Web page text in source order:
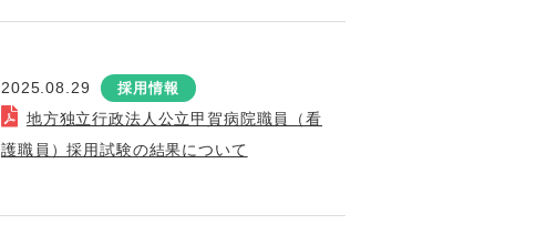
2025.08.29 採用情報
地方独立行政法人公立甲賀病院職員（看
護職員）採用試験の結果について